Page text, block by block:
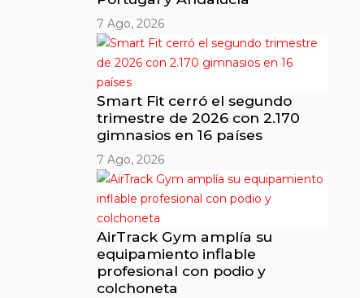
7 Ago, 2026
Smart Fit cerró el segundo
trimestre de 2026 con 2.170
gimnasios en 16 países
7 Ago, 2026
AirTrack Gym amplía su
equipamiento inflable
profesional con podio y
colchoneta